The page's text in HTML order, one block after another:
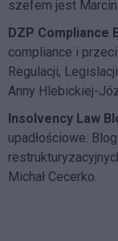
szefem jest
DZP Compliance
compliance i
Regulacji,
Anny Hlebickiej-
Insolvency Law
upadłościowe.
Michał Cecerko.